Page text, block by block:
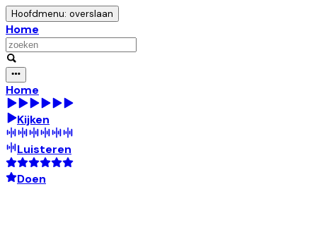
Hoofdmenu: overslaan
Home
Home
Kijken
Luisteren
Doen